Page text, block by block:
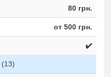
80 грн.
от 500 грн.
✔️
(13)